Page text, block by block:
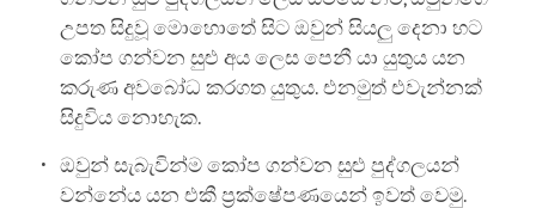
උපත සිදුවූ මොහොතේ සිට ඔවුන් සියලු දෙනා හට
කෝප ගන්වන සුළු අය ලෙස පෙනී යා යුතුය යන
කරුණ අවබෝධ කරගත යුතුය. එනමුත් එවැන්නක්
සිදුවිය නොහැක.
ඔවුන් සැබැවින්ම කෝප ගන්වන සුළු පුද්ගලයන්
වන්නේය යන එකී ප්‍රක්ෂේපණයෙන් ඉවත් වෙමු.